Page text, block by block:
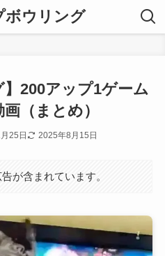
ボウリング
】200アップ1ゲーム
（まとめ）
25日 2025年8月15日
が含まれています。